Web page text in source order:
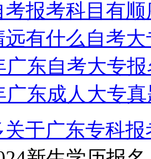
考报考科目有
远有什么自考
广东自考大专
广东成人大专
关于广东专科报